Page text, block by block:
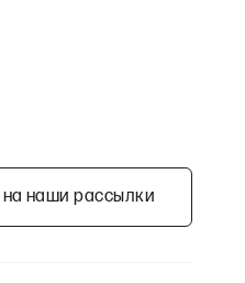
на наши рассылки